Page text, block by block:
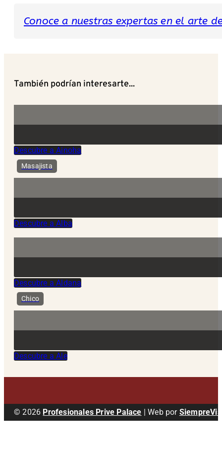
Conoce a nuestras expertas en el arte
También podrían interesarte...
Descubre a Ainoha
Masajista
Descubre a Alba
Descubre a Aldana
Chico
Descubre a Ale
© 2026 Profesionales Prive Palace | Web por